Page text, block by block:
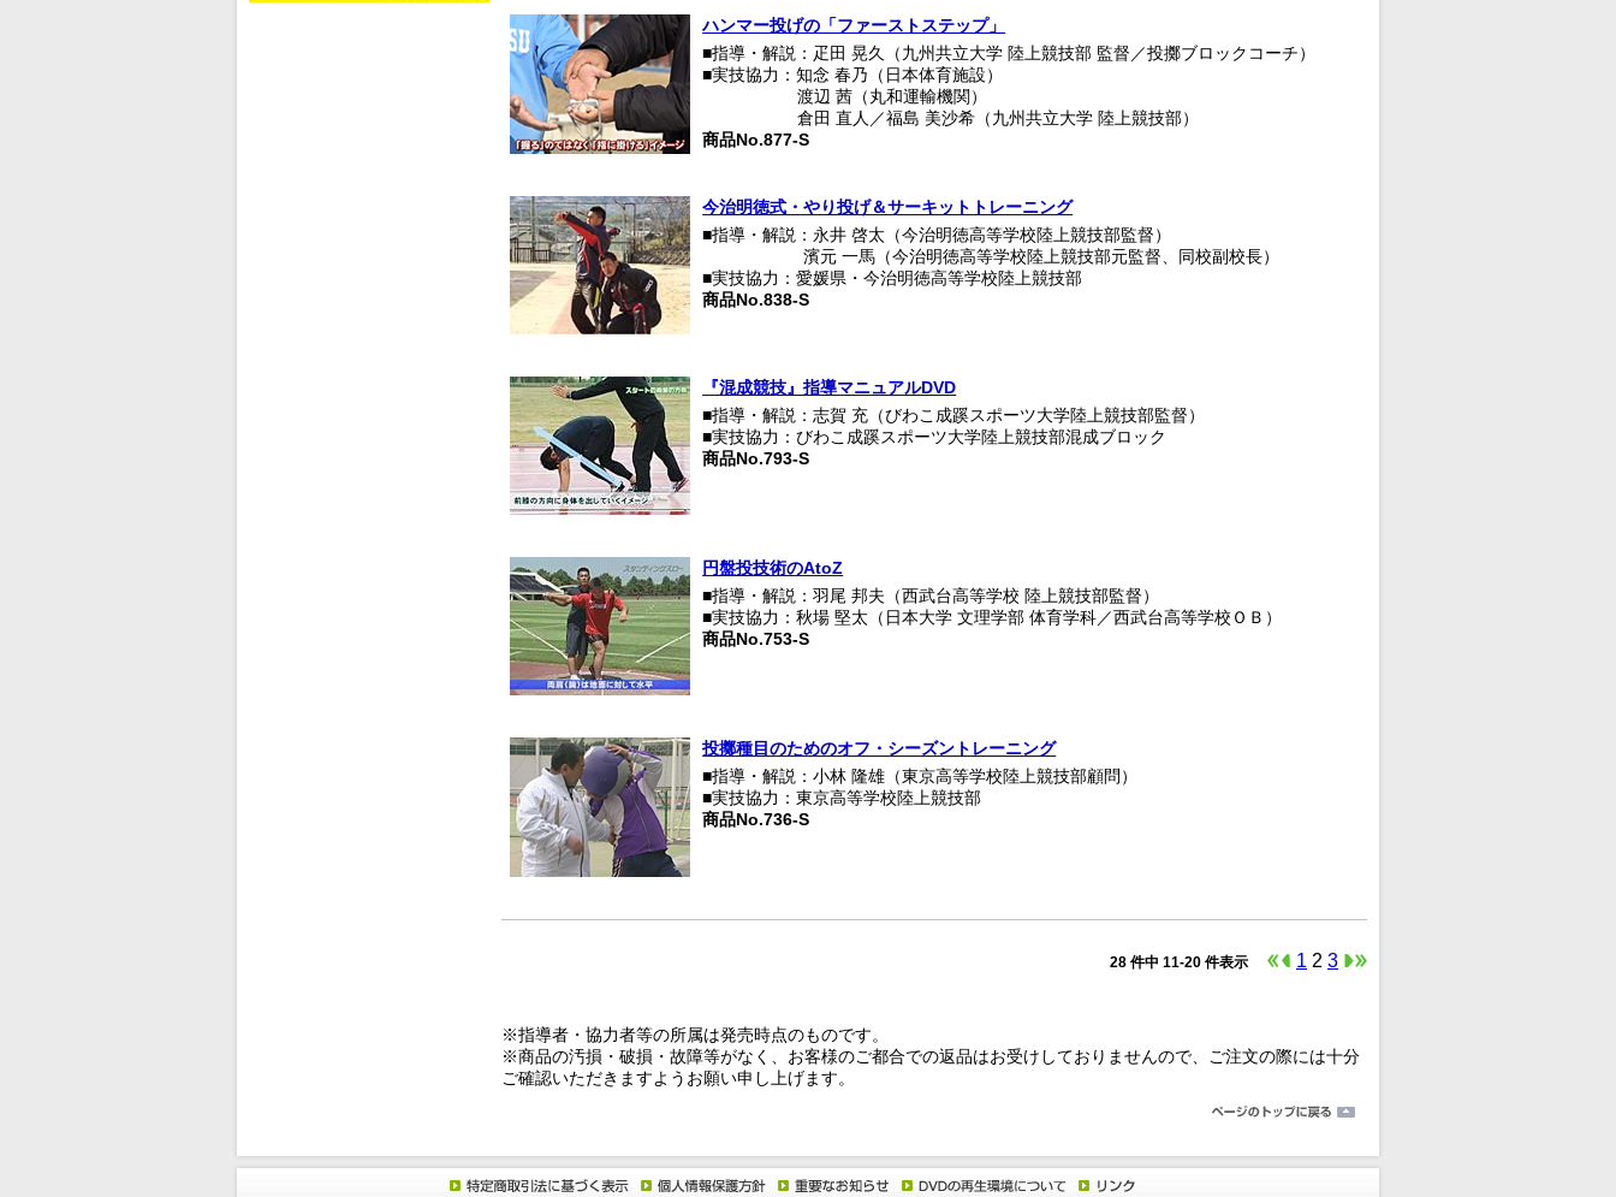
ハンマー投げの「ファーストステップ」
■指導・解説：疋田 晃久（九州共立大学 陸上競技部 監督／投擲ブロックコーチ）
■実技協力：知念 春乃（日本体育施設）
渡辺 茜（丸和運輸機関）
倉田 直人／福島 美沙希（九州共立大学 陸上競技部）
商品No.877-S
今治明徳式・やり投げ＆サーキットトレーニング
■指導・解説：永井 啓太（今治明徳高等学校陸上競技部監督）
濱元 一馬（今治明徳高等学校陸上競技部元監督、同校副校長）
■実技協力：愛媛県・今治明徳高等学校陸上競技部
商品No.838-S
『混成競技』指導マニュアルDVD
■指導・解説：志賀 充（びわこ成蹊スポーツ大学陸上競技部監督）
■実技協力：びわこ成蹊スポーツ大学陸上競技部混成ブロック
商品No.793-S
円盤投技術のAtoZ
■指導・解説：羽尾 邦夫（西武台高等学校 陸上競技部監督）
■実技協力：秋場 堅太（日本大学 文理学部 体育学科／西武台高等学校ＯＢ）
商品No.753-S
投擲種目のためのオフ・シーズントレーニング
■指導・解説：小林 隆雄（東京高等学校陸上競技部顧問）
■実技協力：東京高等学校陸上競技部
商品No.736-S
28 件中 11-20 件表示 1 2 3
※指導者・協力者等の所属は発売時点のものです。
※商品の汚損・破損・故障等がなく、お客様のご都合での返品はお受けしておりませんので、ご注文の際には十分
ご確認いただきますようお願い申し上げます。